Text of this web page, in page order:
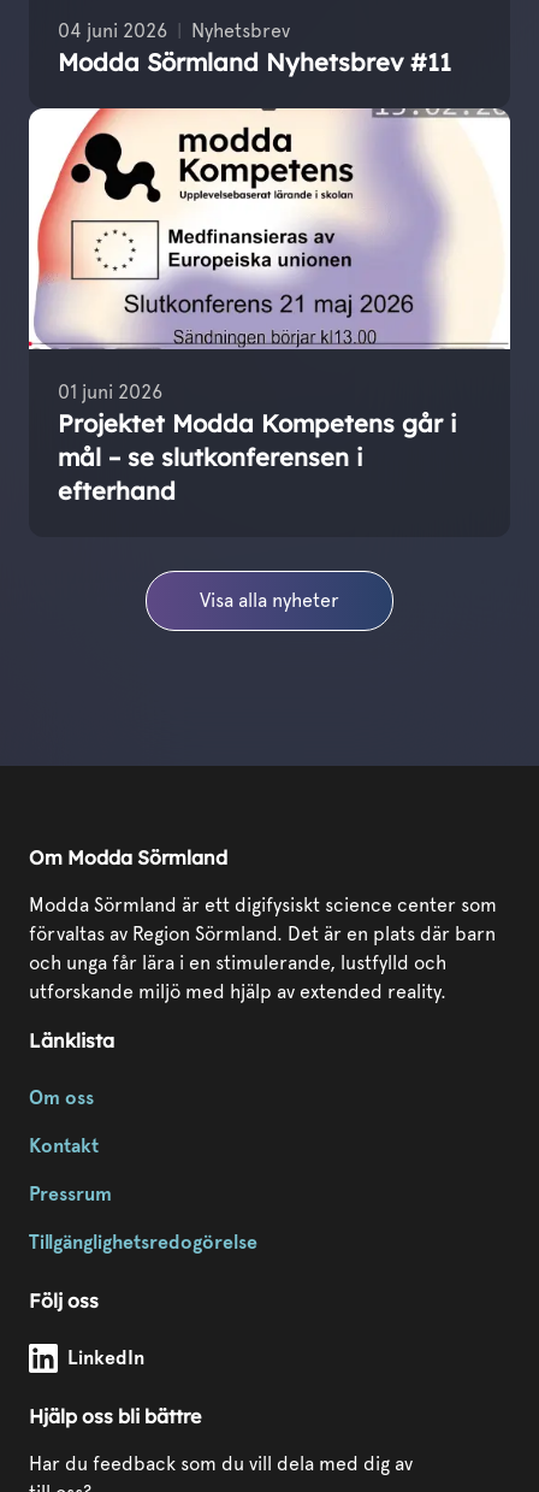
04 juni 2026 Nyhetsbrev
Modda Sörmland Nyhetsbrev #11
01 juni 2026
Projektet Modda Kompetens går i
mål – se slutkonferensen i
efterhand
Visa alla nyheter
Om Modda Sörmland
Modda Sörmland är ett digifysiskt science center som
förvaltas av Region Sörmland. Det är en plats där barn
och unga får lära i en stimulerande, lustfylld och
utforskande miljö med hjälp av extended reality.
Länklista
Om oss
Kontakt
Pressrum
Tillgänglighetsredogörelse
Följ oss
Modda Sörmland på
LinkedIn
Hjälp oss bli bättre
Har du feedback som du vill dela med dig av